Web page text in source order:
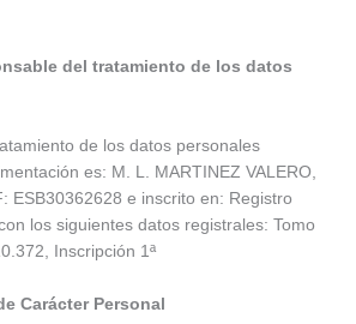
del tratamiento de los datos
de los datos personales
es: M. L. MARTINEZ VALERO,
ESB30362628 e inscrito en: Registro
los siguientes datos registrales: Tomo
Inscripción 1ª
Carácter Personal